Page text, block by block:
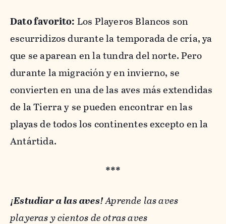
Dato favorito: Los Playeros Blancos son
escurridizos durante la temporada de cría, ya
que se aparean en la tundra del norte. Pero
durante la migración y en invierno, se
convierten en una de las aves más extendidas
de la Tierra y se pueden encontrar en las
playas de todos los continentes excepto en la
Antártida.
***
¡Estudiar a las aves!Aprende las aves
playeras y cientos de otras aves